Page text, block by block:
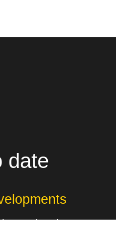
date
Jerrabomberra